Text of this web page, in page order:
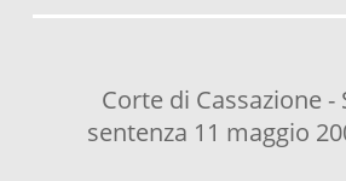
Corte di Cassazione -
sentenza 11 maggio